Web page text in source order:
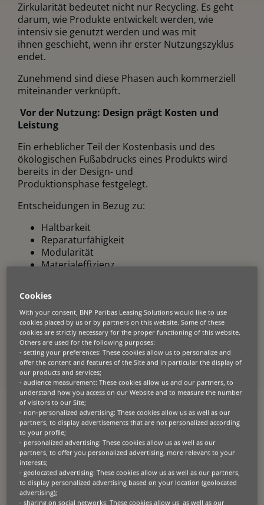
Zirkularität bedeutet nicht nur Recycling. Es geht
darum, wie Produkte entwickelt werden, wie
intensiv sie genutzt werden und was mit
ihnen geschieht, wenn ihr erster Nutzungszyklus
endet.
Zunehmend sind diese Phasen auch kommerziell
miteinander verknüpft.
Vor der Nutzung: Design prägt Kosten und
Leistung
Ein erheblicher Teil der Kostenbasis und des
ökologischen Fußabdrucks eines Produkts wird
bereits in der Design- und
Produktionsphase festgelegt.
Entscheidungen in Bezug zu:
Haltbarkeit
Reparaturfähigkeit
Modularität
Materialeffizienz
Wartungskosten und die Häufigkeit von
Ersatzbeschaffungen.
Hersteller reagieren bereits auf Volatilität der
Lieferkette, Materialbeschränkungen und
regulatorischen Druck. Produkte zu entwerfen, die
länger halten und aufgerüstet statt ersetzt werden
können, wird zunehmend zu einem
Wettbewerbsproblem.
Geschäftsmodelle beeinflussen dies. Wenn Wert
über die Zeit erzeugt wird und nicht nur am
Verkaufsort erfasst wird, werden Langlebigkeit und
Servicefähigkeit kommerziell relevant.
Während der Nutzung: Auslastung ist eine
Effizienzfrage
Cookies
With your consent, BNP Paribas Leasing Solutions would like to use
cookies placed by us or by partners on this website. Some of these
cookies are strictly necessary for the proper functioning of this website.
Others are used for the following purposes:
- setting your preferences: These cookies allow us to personalize and
offer the content and features of the Site and in particular the display of
our products and services;
- audience measurement: These cookies allow us and our partners, to
understand how you access on our Website and to measure the number
of visitors to our Site;
- non-personalized advertising: These cookies allow us as well as our
partners, to display advertisements that are not personalized according
to your profile;
- personalized advertising: These cookies allow us as well as our
partners, to offer you personalized advertising, more relevant to your
interests;
- geolocated advertising: These cookies allow us as well as our partners,
to display personalized advertising based on your location (geolocated
advertising);
- sharing on social networks: These cookies allow us as well as our